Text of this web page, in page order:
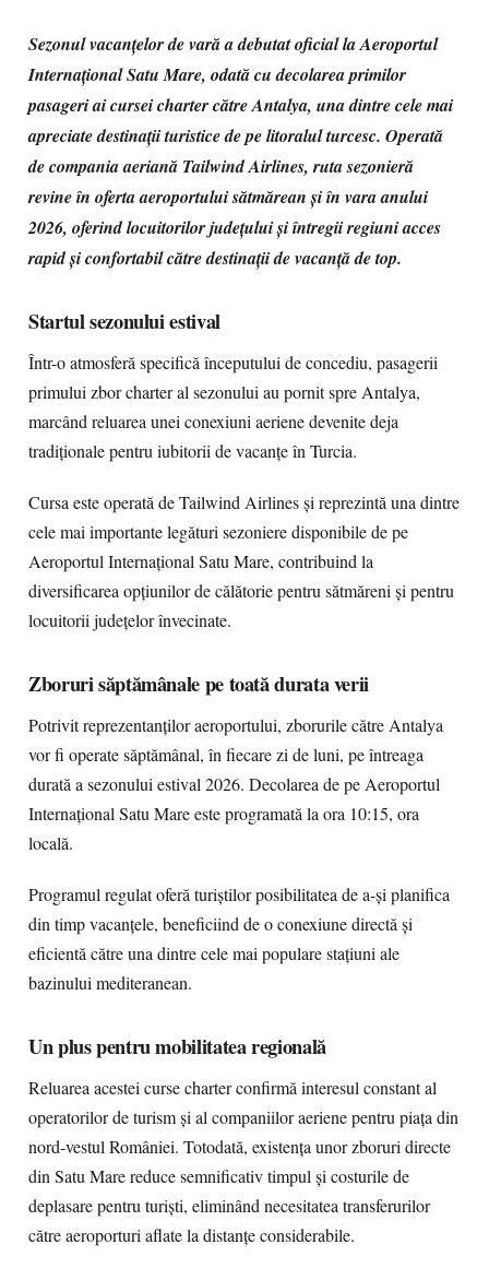
Sezonul vacanțelor de vară a debutat oficial la Aeroportul
Internațional Satu Mare, odată cu decolarea primilor
pasageri ai cursei charter către Antalya, una dintre cele mai
apreciate destinații turistice de pe litoralul turcesc. Operată
de compania aeriană Tailwind Airlines, ruta sezonieră
revine în oferta aeroportului sătmărean și în vara anului
2026, oferind locuitorilor județului și întregii regiuni acces
rapid și confortabil către destinații de vacanță de top.
Startul sezonului estival
Într-o atmosferă specifică începutului de concediu, pasagerii
primului zbor charter al sezonului au pornit spre Antalya,
marcând reluarea unei conexiuni aeriene devenite deja
tradiționale pentru iubitorii de vacanțe în Turcia.
Cursa este operată de Tailwind Airlines și reprezintă una dintre
cele mai importante legături sezoniere disponibile de pe
Aeroportul Internațional Satu Mare, contribuind la
diversificarea opțiunilor de călătorie pentru sătmăreni și pentru
locuitorii județelor învecinate.
Zboruri săptămânale pe toată durata verii
Potrivit reprezentanților aeroportului, zborurile către Antalya
vor fi operate săptămânal, în fiecare zi de luni, pe întreaga
durată a sezonului estival 2026. Decolarea de pe Aeroportul
Internațional Satu Mare este programată la ora 10:15, ora
locală.
Programul regulat oferă turiștilor posibilitatea de a-și planifica
din timp vacanțele, beneficiind de o conexiune directă și
eficientă către una dintre cele mai populare stațiuni ale
bazinului mediteranean.
Un plus pentru mobilitatea regională
Reluarea acestei curse charter confirmă interesul constant al
operatorilor de turism și al companiilor aeriene pentru piața din
nord-vestul României. Totodată, existența unor zboruri directe
din Satu Mare reduce semnificativ timpul și costurile de
deplasare pentru turiști, eliminând necesitatea transferurilor
către aeroporturi aflate la distanțe considerabile.